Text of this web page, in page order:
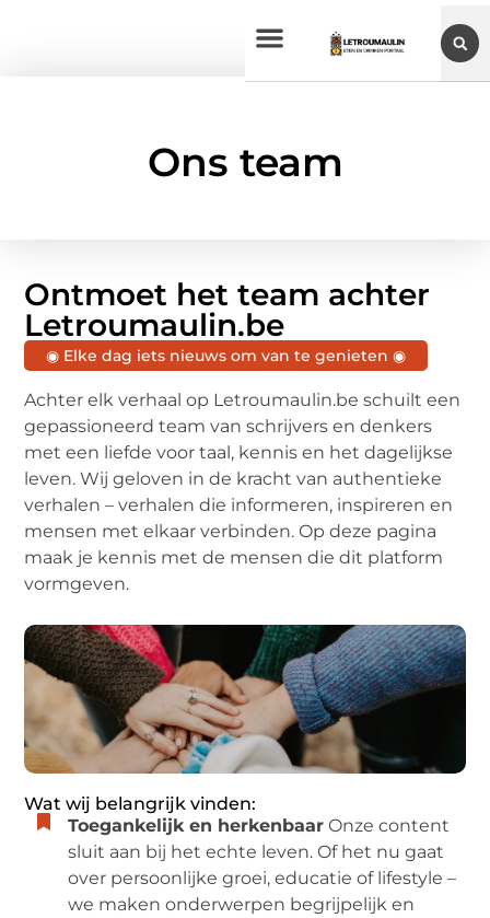
Ons team
Ontmoet het team achter
Letroumaulin.be
◉ Elke dag iets nieuws om van te genieten ◉
Achter elk verhaal op Letroumaulin.be schuilt een
gepassioneerd team van schrijvers en denkers
met een liefde voor taal, kennis en het dagelijkse
leven. Wij geloven in de kracht van authentieke
verhalen – verhalen die informeren, inspireren en
mensen met elkaar verbinden. Op deze pagina
maak je kennis met de mensen die dit platform
vormgeven.
Wat wij belangrijk vinden:
Toegankelijk en herkenbaar Onze content
sluit aan bij het echte leven. Of het nu gaat
over persoonlijke groei, educatie of lifestyle –
we maken onderwerpen begrijpelijk en